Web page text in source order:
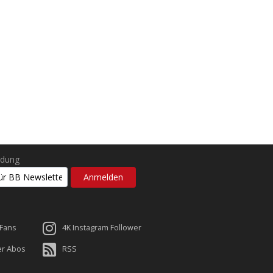
4K Instagram Follower
Abos RSS